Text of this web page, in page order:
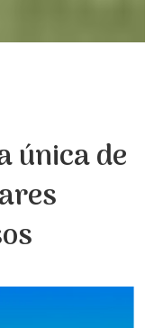
única de